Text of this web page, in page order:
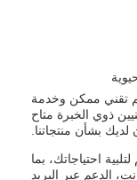
تقني ممكن وخدمة
ذوي الخبرة متاح
بشأن منتجاتنا.
احتياجاتك، بما
الدعم عبر البريد